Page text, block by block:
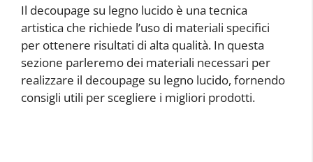
Il decoupage su legno lucido è una tecnica
artistica che richiede l’uso di materiali specifici
per ottenere risultati di alta qualità. In questa
sezione parleremo dei materiali necessari per
realizzare il decoupage su legno lucido, fornendo
consigli utili per scegliere i migliori prodotti.